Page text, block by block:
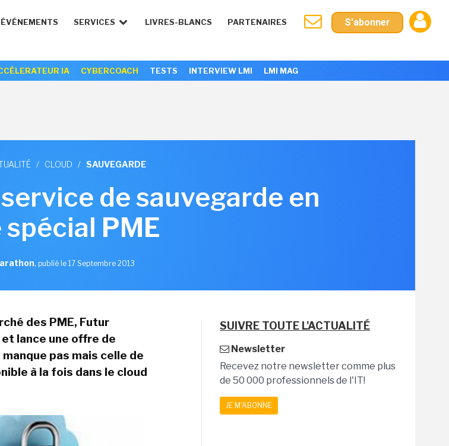
ÉVÉNEMENTS SERVICES LIVRES-BLANCS PARTENAIRES S'abonner
IA CYBERCOACH TESTS INTERVIEW LMI LMI MAG
/ CLOUD / SAUVEGARDE
de sauvegarde en
PME
, publié le 17 Septembre 2013
des PME, Futur
lance une offre de
pas mais celle de
à la fois dans le cloud
SUIVRE TOUTE L'ACTUALITÉ
Newsletter
Recevez notre newsletter comme plus
de 50 000 professionnels de l'IT!
JE M'ABONNE